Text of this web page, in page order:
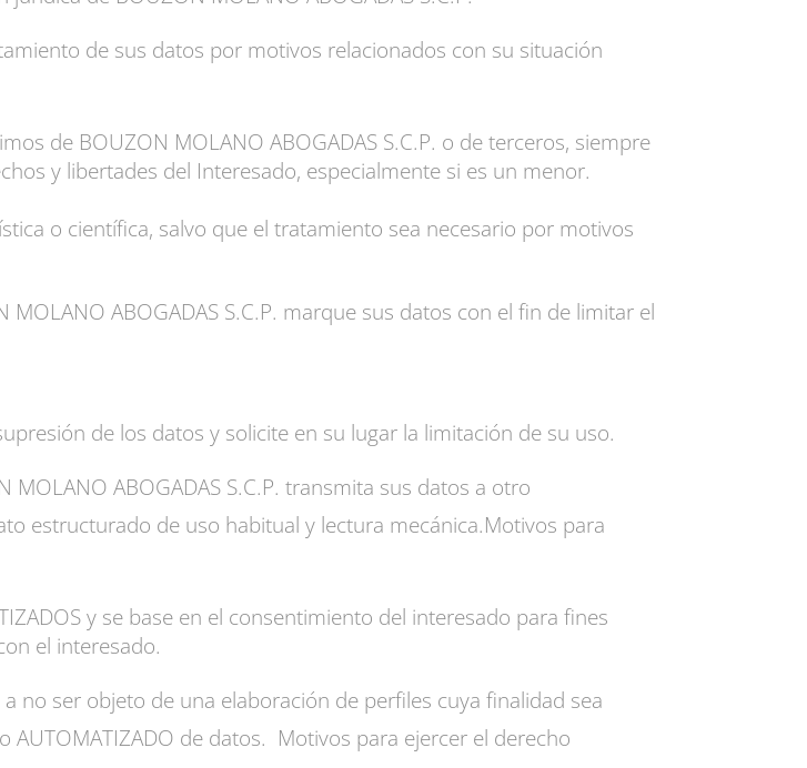
de sus datos por motivos relacionados con su situación
de BOUZON MOLANO ABOGADAS S.C.P. o de terceros, siempre
y libertades del Interesado, especialmente si es un menor.
o científica, salvo que el tratamiento sea necesario por motivos
ABOGADAS S.C.P. marque sus datos con el fin de limitar el
de los datos y solicite en su lugar la limitación de su uso.
ABOGADAS S.C.P. transmita sus datos a otro
estructurado de uso habitual y lectura mecánica.Motivos para
y se base en el consentimiento del interesado para fines
el interesado.
no ser objeto de una elaboración de perfiles cuya finalidad sea
de datos. Motivos para ejercer el derecho